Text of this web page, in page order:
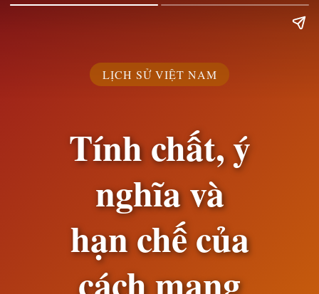
LỊCH SỬ VIỆT NAM
Tính chất, ý
nghĩa và
hạn chế của
cách mạng